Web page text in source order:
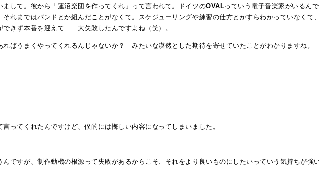
まして。彼から「蓮沼楽団を作ってくれ」って言われて。ドイツのOVALっていう電子音楽家がいるん
れまではバンドとか組んだことがなくて。スケジューリングや練習の仕方とかすらわかっていなくて
できず本番を迎えて……大失敗したんですよね（笑）。
ばうまくやってくれるんじゃないか？ みたいな漠然とした期待を寄せていたことがわかりますね。
ってくれたんですけど、僕的には悔しい内容になってしまいました。
ですが、制作動機の根源って失敗があるからこそ、それをより良いものにしたいっていう気持ちが強